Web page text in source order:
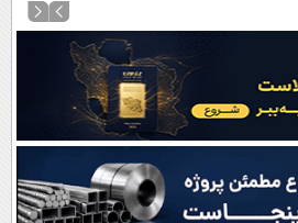
کردن
آرشیو
نظرسنجی
آب و هوا
اوقات شرعی
پیوند ها
سواد زندگی